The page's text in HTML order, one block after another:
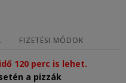
FIZETÉSI MÓDOK
120 perc is lehet.
a pizzák